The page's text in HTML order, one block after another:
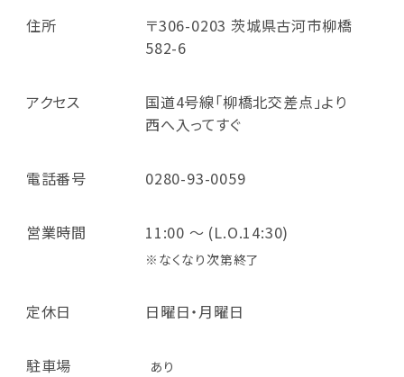
住所
〒306-0203 茨城県古河市柳橋
582-6
アクセス
国道4号線「柳橋北交差点」より
西へ入ってすぐ
電話番号 0280-93-0059
営業時間 11:00 ～ (L.O.14:30)
※なくなり次第終了
定休日 日曜日・月曜日
駐車場 あり